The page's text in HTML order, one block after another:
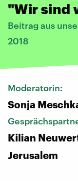
"Wir sind
Beitrag aus
2018
Moderatorin:
Sonja
Kilian
Jerusalem